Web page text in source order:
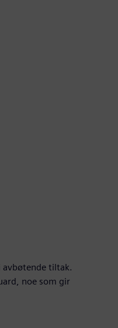
avbøtende tiltak.
noe som gir